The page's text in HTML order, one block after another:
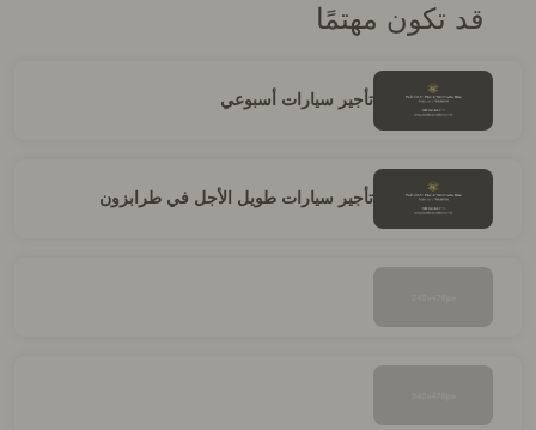
قد تكون مهتمًا
تأجير سيارات أسبوعي
تأجير سيارات طويل الأجل في طرابزون